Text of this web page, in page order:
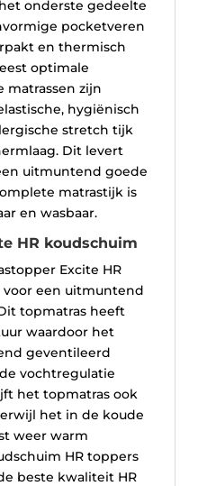
onderste gedeelte
pocketveren
en thermisch
optimale
matrassen zijn
hygiënisch
stretch tijk
Dit levert
uitmuntend goede
matrastijk is
en wasbaar.
HR koudschuim
Excite HR
een uitmuntend
topmatras heeft
waardoor het
geventileerd
vochtregulatie
het topmatras ook
het in de koude
weer warm
HR toppers
beste kwaliteit HR